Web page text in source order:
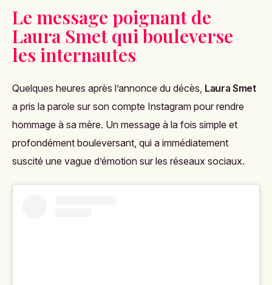
Le message poignant de
Laura Smet qui bouleverse
les internautes
Quelques heures après l’annonce du décès, Laura Smet
a pris la parole sur son compte Instagram pour rendre
hommage à sa mère. Un message à la fois simple et
profondément bouleversant, qui a immédiatement
suscité une vague d’émotion sur les réseaux sociaux.